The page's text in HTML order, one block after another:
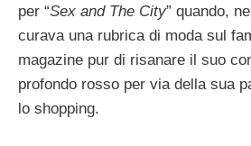
per “Sex and The City” quando,
curava una rubrica di moda sul
magazine pur di risanare il suo
profondo rosso per via della sua
lo shopping.